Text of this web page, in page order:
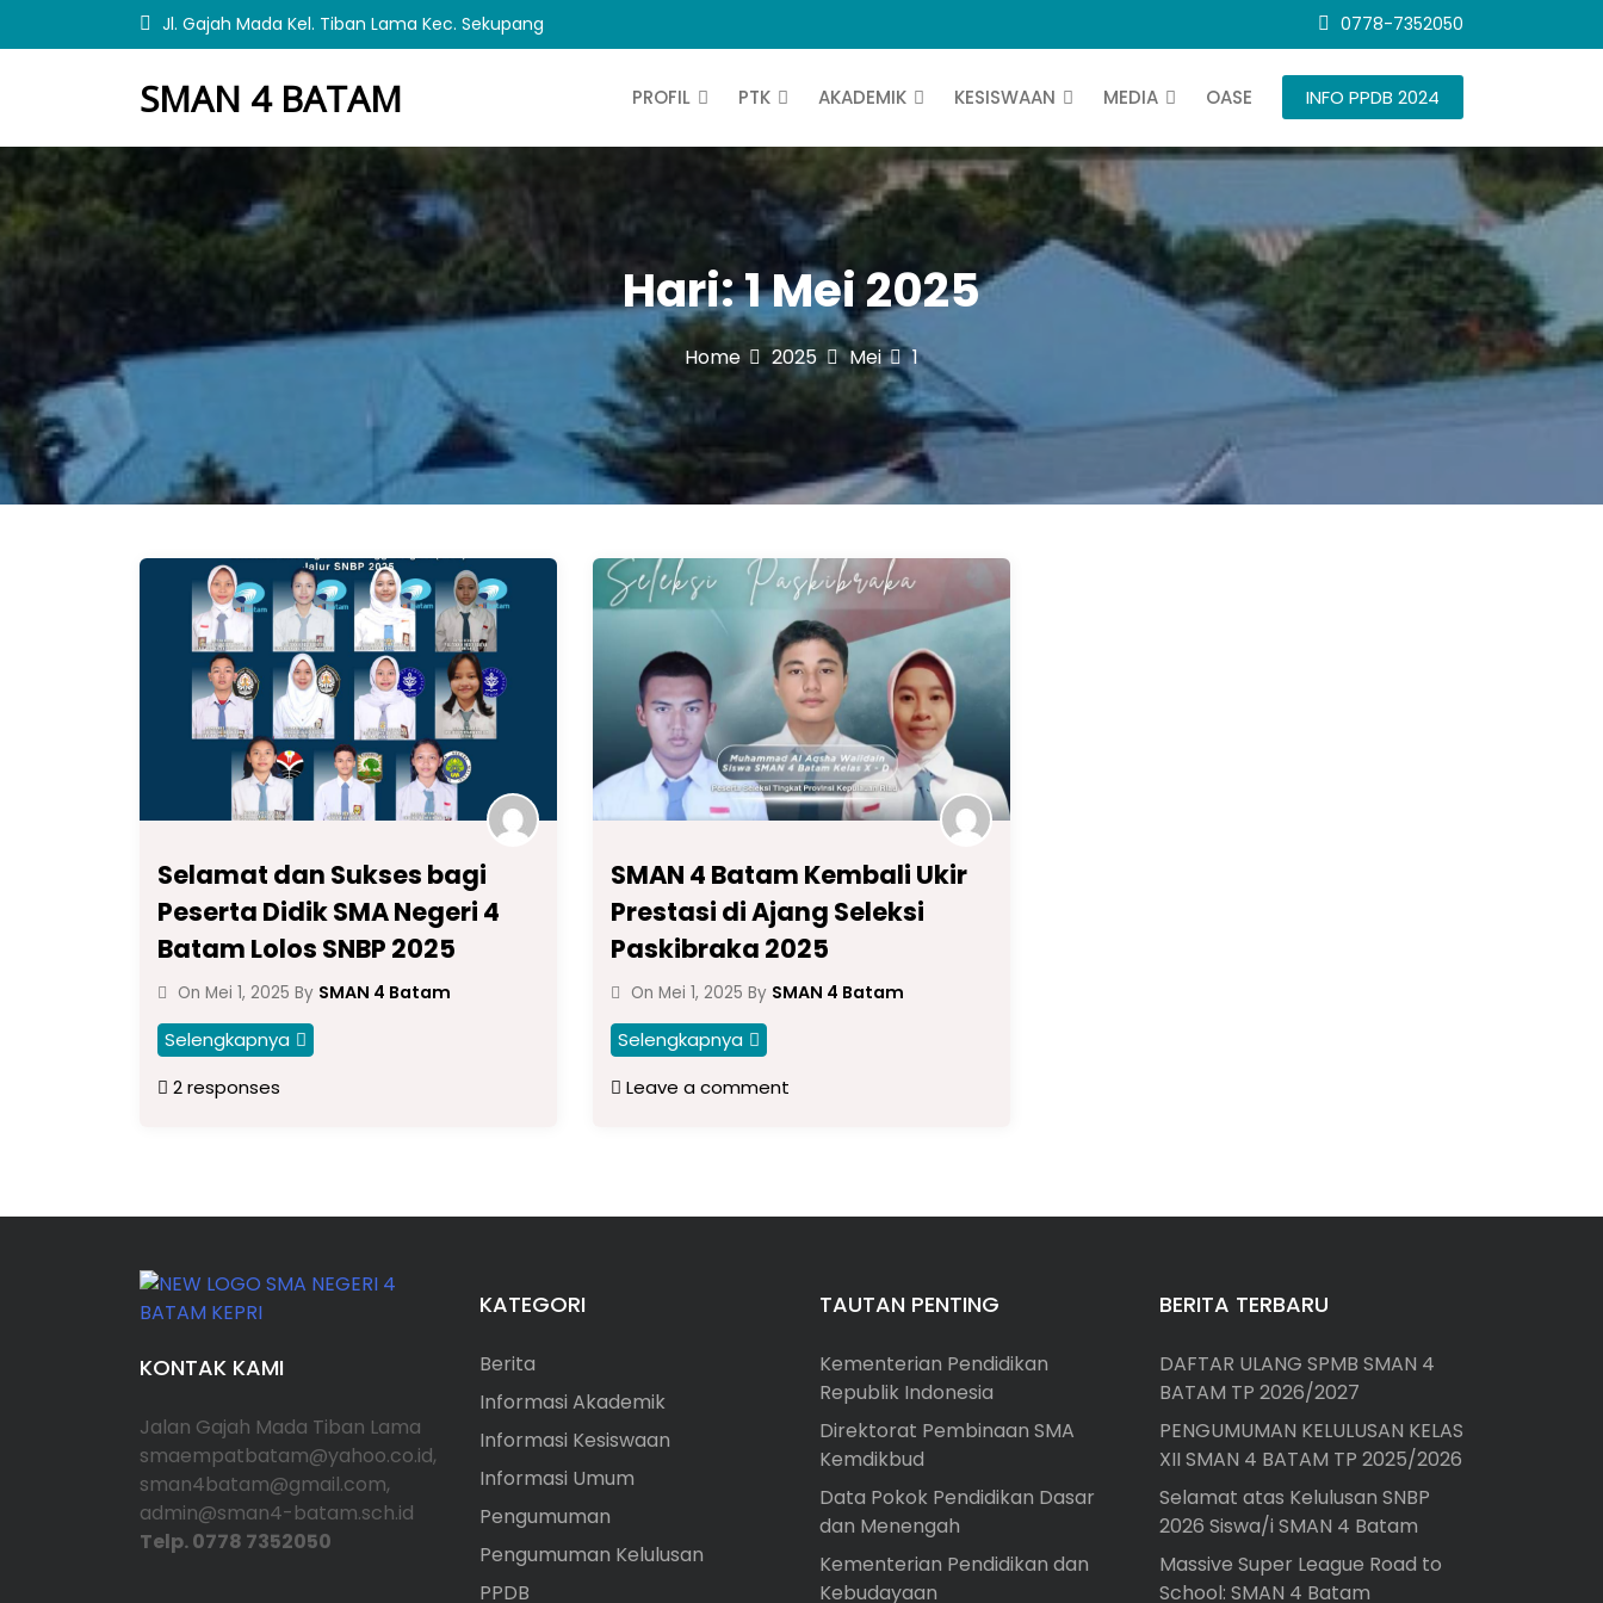
o
n
Jl. Gajah Mada Kel. Tiban Lama Kec. Sekupang 0778-7352050
SMAN 4 BATAM PROFIL PTK AKADEMIK KESISWAAN MEDIA OASE INFO PPDB 2024
Hari:1 Mei 2025
Home 2025 Mei 1
Selamat dan Sukses bagi
Peserta Didik SMA Negeri 4
Batam Lolos SNBP 2025
On Mei 1, 2025 By SMAN 4 Batam
Selengkapnya
2 responses
SMAN 4 Batam Kembali Ukir
Prestasi di Ajang Seleksi
Paskibraka 2025
On Mei 1, 2025 By SMAN 4 Batam
Selengkapnya
Leave a comment
KONTAK KAMI
Jalan Gajah Mada Tiban Lama
smaempatbatam@yahoo.co.id,
sman4batam@gmail.com,
admin@sman4-batam.sch.id
Telp. 0778 7352050
KATEGORI
Berita
Informasi Akademik
Informasi Kesiswaan
Informasi Umum
Pengumuman
Pengumuman Kelulusan
PPDB
TAUTAN PENTING
Kementerian Pendidikan
Republik Indonesia
Direktorat Pembinaan SMA
Kemdikbud
Data Pokok Pendidikan Dasar
dan Menengah
Kementerian Pendidikan dan
Kebudayaan
BERITA TERBARU
DAFTAR ULANG SPMB SMAN 4
BATAM TP 2026/2027
PENGUMUMAN KELULUSAN KELAS
XII SMAN 4 BATAM TP 2025/2026
Selamat atas Kelulusan SNBP
2026 Siswa/i SMAN 4 Batam
Massive Super League Road to
School: SMAN 4 Batam